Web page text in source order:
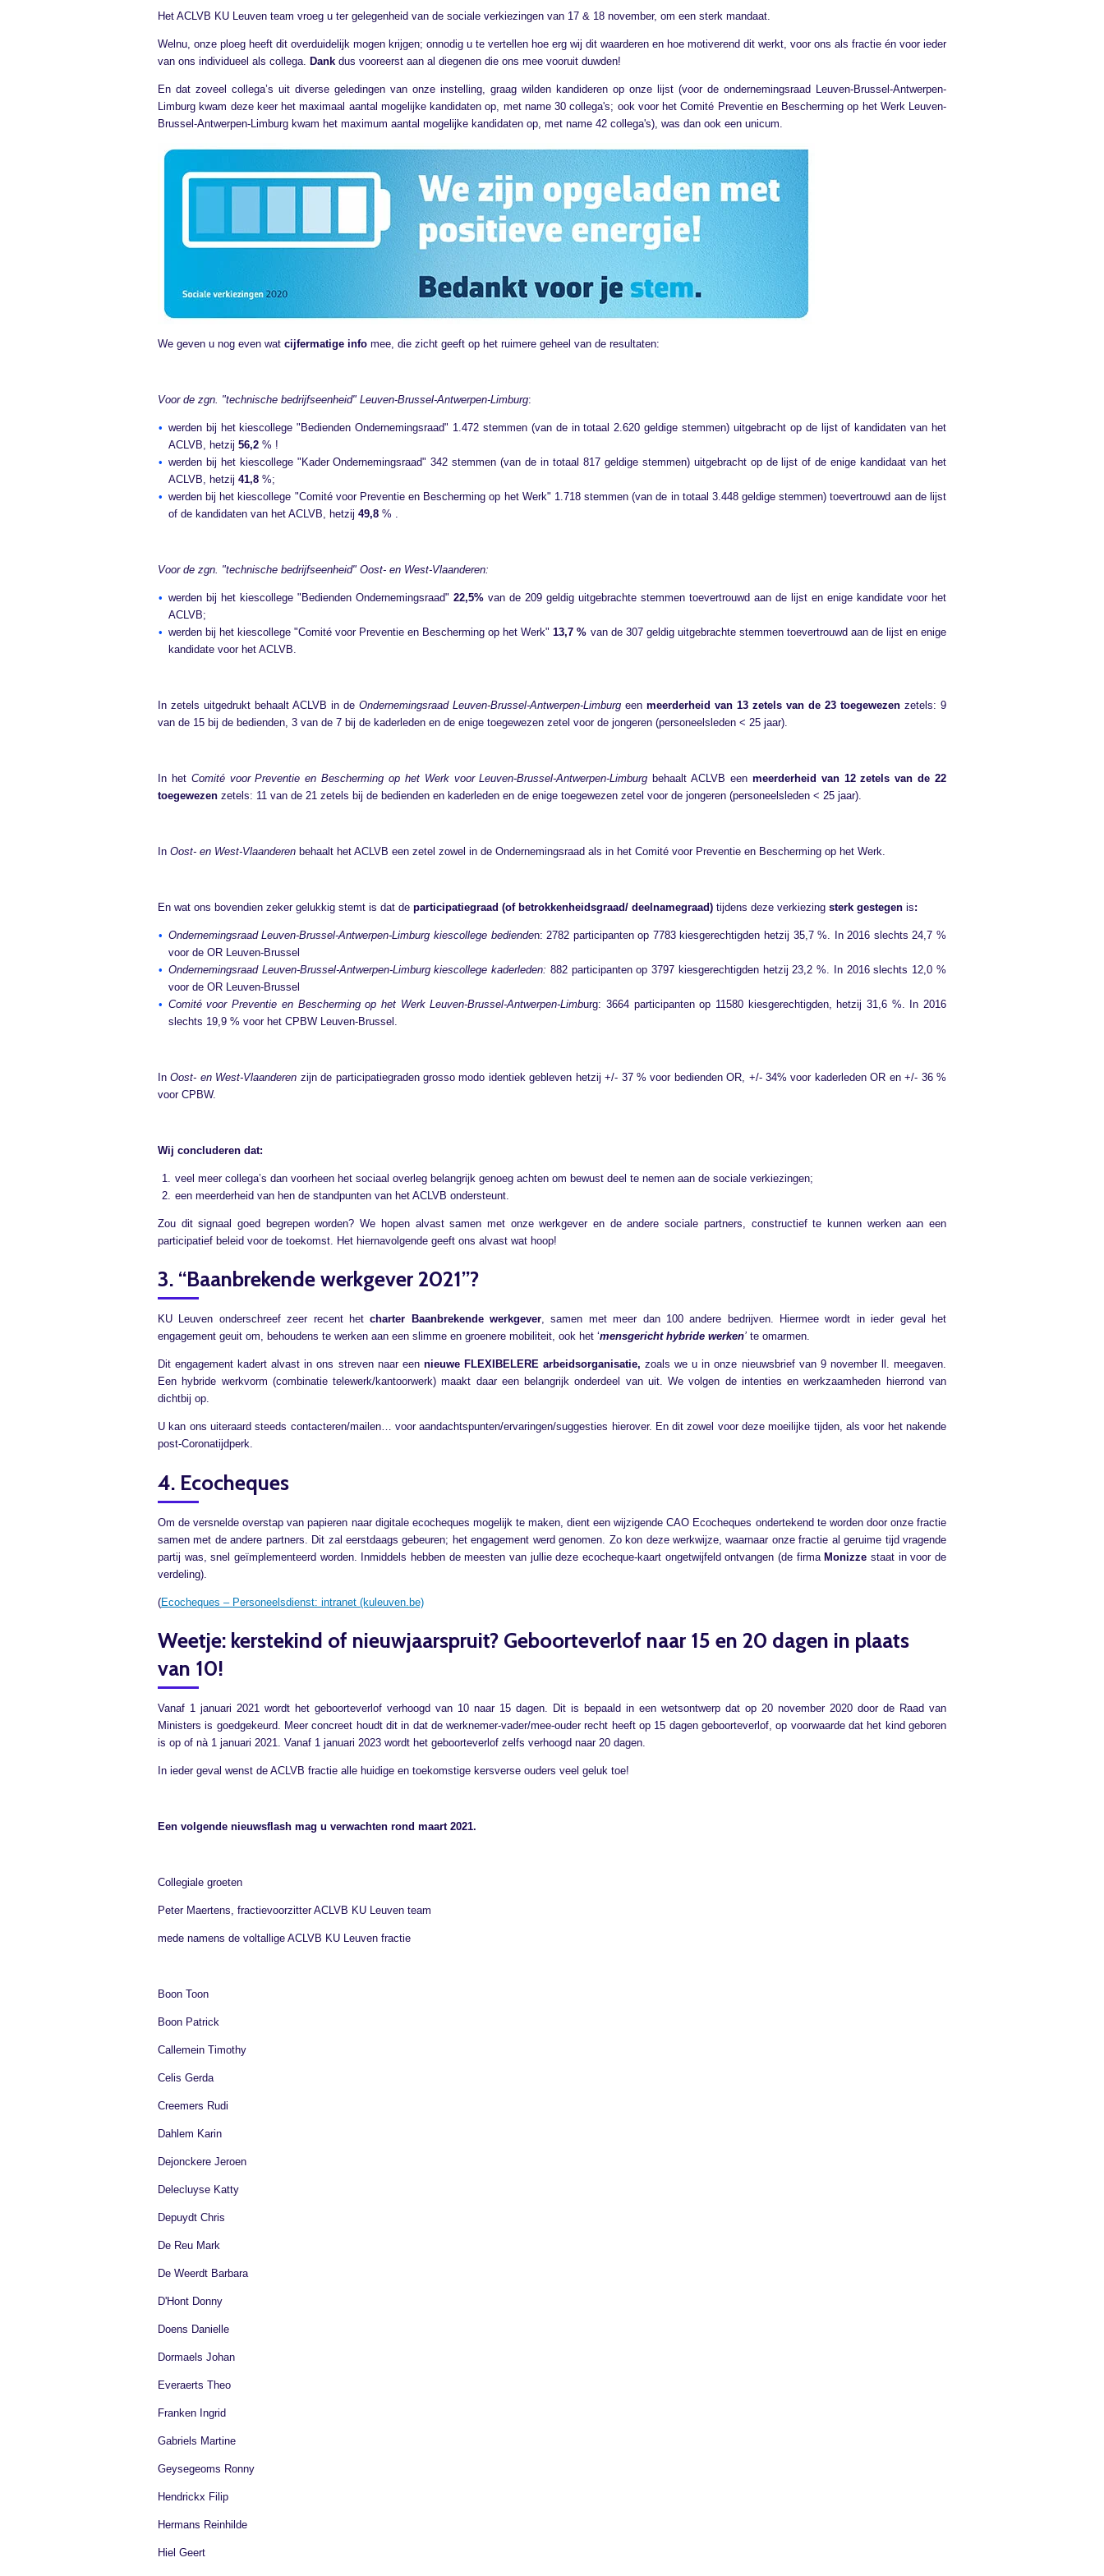
Het ACLVB KU Leuven team vroeg u ter gelegenheid van de sociale verkiezingen van 17 & 18 november, om een sterk mandaat.
Welnu, onze ploeg heeft dit overduidelijk mogen krijgen; onnodig u te vertellen hoe erg wij dit waarderen en hoe motiverend dit werkt, voor ons als fractie én voor ieder
van ons individueel als collega. Dank dus vooreerst aan al diegenen die ons mee vooruit duwden!
En dat zoveel collega’s uit diverse geledingen van onze instelling, graag wilden kandideren op onze lijst (voor de ondernemingsraad Leuven-Brussel-Antwerpen-
Limburg kwam deze keer het maximaal aantal mogelijke kandidaten op, met name 30 collega's; ook voor het Comité Preventie en Bescherming op het Werk Leuven-
Brussel-Antwerpen-Limburg kwam het maximum aantal mogelijke kandidaten op, met name 42 collega's), was dan ook een unicum.
We geven u nog even wat cijfermatige info mee, die zicht geeft op het ruimere geheel van de resultaten:
Voor de zgn. "technische bedrijfseenheid" Leuven-Brussel-Antwerpen-Limburg:
werden bij het kiescollege "Bedienden Ondernemingsraad" 1.472 stemmen (van de in totaal 2.620 geldige stemmen) uitgebracht op de lijst of kandidaten van het
ACLVB, hetzij 56,2 % !
werden bij het kiescollege "Kader Ondernemingsraad" 342 stemmen (van de in totaal 817 geldige stemmen) uitgebracht op de lijst of de enige kandidaat van het
ACLVB, hetzij 41,8 %;
werden bij het kiescollege "Comité voor Preventie en Bescherming op het Werk" 1.718 stemmen (van de in totaal 3.448 geldige stemmen) toevertrouwd aan de lijst
of de kandidaten van het ACLVB, hetzij 49,8 % .
Voor de zgn. "technische bedrijfseenheid" Oost- en West-Vlaanderen:
werden bij het kiescollege "Bedienden Ondernemingsraad" 22,5%van de 209 geldig uitgebrachte stemmen toevertrouwd aan de lijst en enige kandidate voor het
ACLVB;
werden bij het kiescollege "Comité voor Preventie en Bescherming op het Werk"13,7 % van de 307 geldig uitgebrachte stemmen toevertrouwd aan de lijst en enige
kandidate voor het ACLVB.
In zetels uitgedrukt behaalt ACLVB in de Ondernemingsraad Leuven-Brussel-Antwerpen-Limburg een meerderheid van 13 zetels van de 23 toegewezen zetels: 9
van de 15 bij de bedienden, 3 van de 7 bij de kaderleden en de enige toegewezen zetel voor de jongeren (personeelsleden < 25 jaar).
In het Comité voor Preventie en Bescherming op het Werk voor Leuven-Brussel-Antwerpen-Limburg behaalt ACLVB een meerderheid van 12 zetels van de 22
toegewezen zetels: 11 van de 21 zetels bij de bedienden en kaderleden en de enige toegewezen zetel voor de jongeren (personeelsleden < 25 jaar).
In Oost- en West-Vlaanderen behaalt het ACLVB een zetel zowel in de Ondernemingsraad als in het Comité voor Preventie en Bescherming op het Werk.
En wat ons bovendien zeker gelukkig stemt is dat de participatiegraad (of betrokkenheidsgraad/ deelnamegraad) tijdens deze verkiezing sterk gestegen is:
Ondernemingsraad Leuven-Brussel-Antwerpen-Limburg kiescollege bedienden: 2782 participanten op 7783 kiesgerechtigden hetzij 35,7 %. In 2016 slechts 24,7 %
voor de OR Leuven-Brussel
Ondernemingsraad Leuven-Brussel-Antwerpen-Limburg kiescollege kaderleden: 882 participanten op 3797 kiesgerechtigden hetzij 23,2 %. In 2016 slechts 12,0 %
voor de OR Leuven-Brussel
Comité voor Preventie en Bescherming op het Werk Leuven-Brussel-Antwerpen-Limburg: 3664 participanten op 11580 kiesgerechtigden, hetzij 31,6 %. In 2016
slechts 19,9 % voor het CPBW Leuven-Brussel.
InOost- en West-Vlaanderen zijn de participatiegraden grosso modo identiek gebleven hetzij +/- 37 % voor bedienden OR, +/- 34% voor kaderleden OR en +/- 36 %
voor CPBW.
Wij concluderen dat:
veel meer collega’s dan voorheen het sociaal overleg belangrijk genoeg achten om bewust deel te nemen aan de sociale verkiezingen;
een meerderheid van hen de standpunten van het ACLVB ondersteunt.
Zou dit signaal goed begrepen worden? We hopen alvast samen met onze werkgever en de andere sociale partners, constructief te kunnen werken aan een
participatief beleid voor de toekomst. Het hiernavolgende geeft ons alvast wat hoop!
3. “Baanbrekende werkgever 2021”?
KU Leuven onderschreef zeer recent hetcharter Baanbrekende werkgever, samen met meer dan 100 andere bedrijven. Hiermee wordt in ieder geval het
engagement geuit om, behoudens te werken aan een slimme en groenere mobiliteit, ook het ‘mensgericht hybride werken’ te omarmen.
Dit engagement kadert alvast in ons streven naar een nieuwe FLEXIBELERE arbeidsorganisatie,zoals we u in onze nieuwsbrief van 9 november ll. meegaven.
Een hybride werkvorm (combinatie telewerk/kantoorwerk) maakt daar een belangrijk onderdeel van uit. We volgen de intenties en werkzaamheden hierrond van
dichtbij op.
U kan ons uiteraard steeds contacteren/mailen… voor aandachtspunten/ervaringen/suggesties hierover. En dit zowel voor deze moeilijke tijden, als voor het nakende
post-Coronatijdperk.
4. Ecocheques
Om de versnelde overstap van papieren naar digitale ecocheques mogelijk te maken, dient een wijzigende CAO Ecocheques ondertekend te worden door onze fractie
samen met de andere partners. Dit zal eerstdaags gebeuren; het engagement werd genomen. Zo kon deze werkwijze, waarnaar onze fractie al geruime tijd vragende
partij was, snel geïmplementeerd worden. Inmiddels hebben de meesten van jullie deze ecocheque-kaart ongetwijfeld ontvangen (de firmaMonizze staat in voor de
verdeling).
(Ecocheques – Personeelsdienst: intranet (kuleuven.be)
Weetje: kerstekind of nieuwjaarspruit? Geboorteverlof naar 15 en 20 dagen in plaats
van 10!
Vanaf 1 januari 2021 wordt het geboorteverlof verhoogd van 10 naar 15 dagen. Dit is bepaald in een wetsontwerp dat op 20 november 2020 door de Raad van
Ministers is goedgekeurd. Meer concreet houdt dit in dat de werknemer-vader/mee-ouder recht heeft op 15 dagen geboorteverlof, op voorwaarde dat het kind geboren
is op of nà 1 januari 2021. Vanaf 1 januari 2023 wordt het geboorteverlof zelfs verhoogd naar 20 dagen.
In ieder geval wenst de ACLVB fractie alle huidige en toekomstige kersverse ouders veel geluk toe!
Een volgende nieuwsflash mag u verwachten rond maart 2021.
Collegiale groeten
Peter Maertens, fractievoorzitter ACLVB KU Leuven team
mede namens de voltallige ACLVB KU Leuven fractie
Boon Toon
Boon Patrick
Callemein Timothy
Celis Gerda
Creemers Rudi
Dahlem Karin
Dejonckere Jeroen
Delecluyse Katty
Depuydt Chris
De Reu Mark
De Weerdt Barbara
D'Hont Donny
Doens Danielle
Dormaels Johan
Everaerts Theo
Franken Ingrid
Gabriels Martine
Geysegeoms Ronny
Hendrickx Filip
Hermans Reinhilde
Hiel Geert